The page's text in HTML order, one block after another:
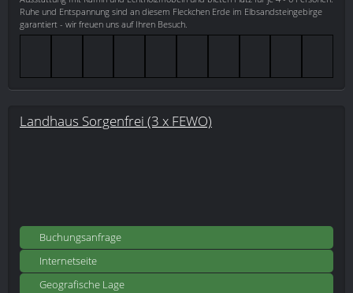
Ruhe und Entspannung sind an diesem Fleckchen Erde im Elbsandsteingebirge
garantiert - wir freuen uns auf Ihren Besuch.
Landhaus Sorgenfrei (3 x FEWO)
Buchungsanfrage
Internetseite
Geografische Lage